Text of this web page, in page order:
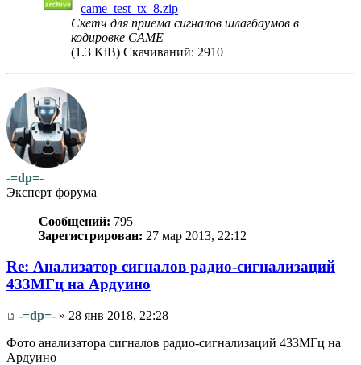
came_test_tx_8.zip
Скетч для приема сигналов шлагбаумов в
кодировке CAME
(1.3 KiB) Скачиваний: 2910
-=dp=-
Эксперт форума
Сообщений: 795
Зарегистрирован: 27 мар 2013, 22:12
Re: Анализатор сигналов радио-сигнализаций
433МГц на Ардуино
-=dp=- » 28 янв 2018, 22:28
Фото анализатора сигналов радио-сигнализаций 433МГц на
Ардуино